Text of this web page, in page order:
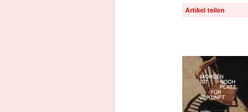
Artikel teilen